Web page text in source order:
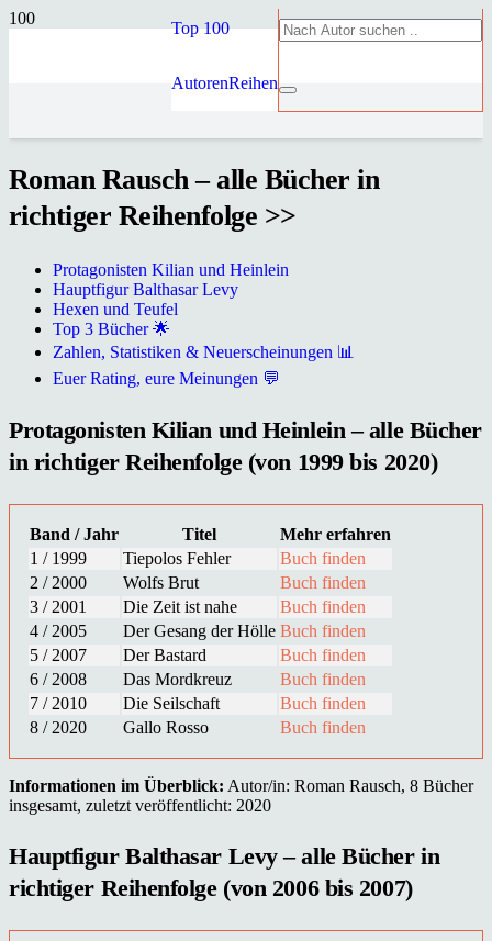
Top 100
AutorenReihen
Roman Rausch – alle Bücher in
richtiger Reihenfolge >>
Protagonisten Kilian und Heinlein
Hauptfigur Balthasar Levy
Hexen und Teufel
Top 3 Bücher 🌟
Zahlen, Statistiken & Neuerscheinungen 📊
Euer Rating, eure Meinungen 💬
Protagonisten Kilian und Heinlein – alle Bücher
in richtiger Reihenfolge (von 1999 bis 2020)
Band / Jahr Titel
Mehr erfahren
1 / 1999
Tiepolos Fehler
Buch finden
2 / 2000
Wolfs Brut
Buch finden
3 / 2001
Die Zeit ist nahe
Buch finden
4 / 2005
Der Gesang der Hölle Buch finden
5 / 2007
Der Bastard
Buch finden
6 / 2008
Das Mordkreuz
Buch finden
7 / 2010
Die Seilschaft
Buch finden
8 / 2020
Gallo Rosso Buch finden
Informationen im Überblick: Autor/in: Roman Rausch, 8 Bücher
insgesamt, zuletzt veröffentlicht: 2020
Hauptfigur Balthasar Levy – alle Bücher in
richtiger Reihenfolge (von 2006 bis 2007)